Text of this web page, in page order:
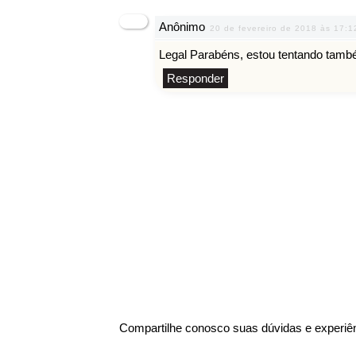
Anônimo 20 de fevereiro de 2018 às
Legal Parabéns, estou tentando
Responder
Compartilhe conosco suas dúvidas e